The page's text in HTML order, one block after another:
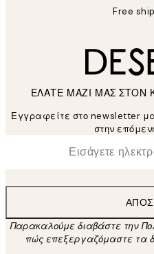
Free
ΕΛΑΤΕ ΜΑΖΙ ΜΑΣ
Εγγραφείτε στο newsletter
στην
Ηλεκτρονική Διεύθυνση
Παρακαλούμε διαβάστε την
πώς επεξεργαζόμαστε τα